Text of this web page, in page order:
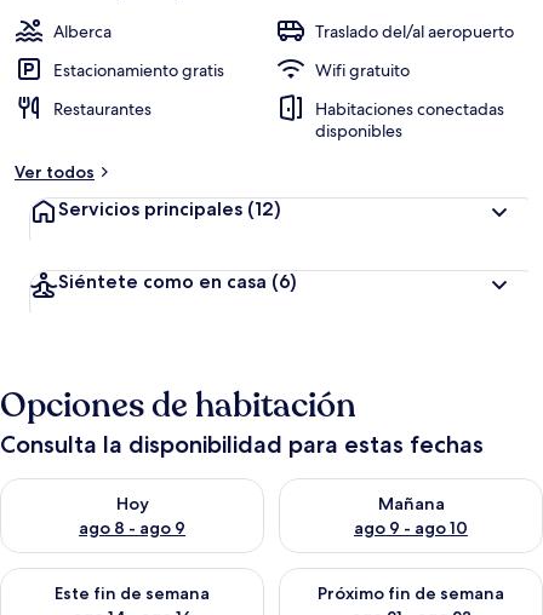
Alberca
Traslado del/al aeropuerto
Estacionamiento gratis
Wifi gratuito
Restaurantes
Habitaciones conectadas
disponibles
Ver todos
Servicios principales (12)
Siéntete como en casa (6)
Opciones de habitación
Consulta la disponibilidad para estas fechas
Hoy
ago 8 - ago 9
Consulta la disponibilidad para hoy ago 8 - ago 9
Mañana
ago 9 - ago 10
Consulta la disponibilidad
Este fin de semana
Consulta la disponibilidad para este fin de semana ago 14 -
Próximo fin de semana
Consulta la disponibilidad